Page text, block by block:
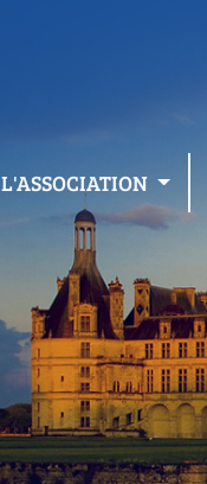
L'ASSOCIATION